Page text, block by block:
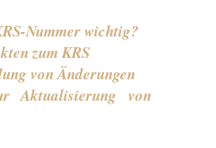
Nummer wichtig?
zum KRS
von Änderungen
Aktualisierung von